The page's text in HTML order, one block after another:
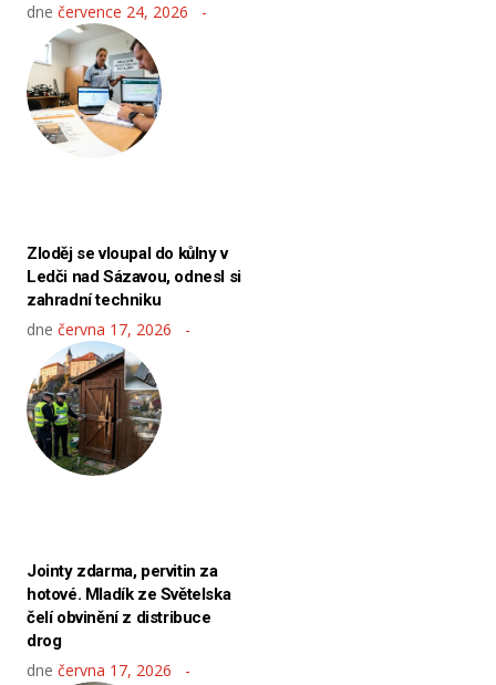
dne července 24, 2026
Zloděj se vloupal do kůlny v
Ledči nad Sázavou, odnesl si
zahradní techniku
dne června 17, 2026
Jointy zdarma, pervitin za
hotové. Mladík ze Světelska
čelí obvinění z distribuce
drog
dne června 17, 2026